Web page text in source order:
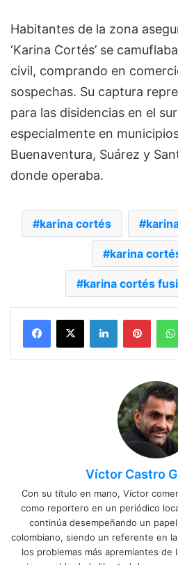
Habitantes de la zona
‘Karina Cortés’ se
civil, comprando en
sospechas. Su captura
para las disidencias en el
especialmente en
Buenaventura, Suárez y
donde operaba.
karina cortés
karina
karina cortés
Facebook
X LinkedIn
Víctor Castro
Con su título en mano, Víctor
como reportero en un periódico
continúa desempeñando un
colombiano, siendo un referente en
los problemas más apremiantes